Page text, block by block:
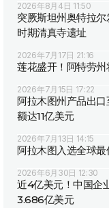
2026年8月4日 11:50
突厥斯坦州奥特拉
时期清真寺遗址
2026年7月17日 21:16
莲花盛开！阿特劳
2026年7月15日 17:22
阿拉木图州产品出
额达11亿美元
2026年7月13日 14:15
阿拉木图入选全球
2026年6月30日 12:30
近4亿美元！中国企
3.686亿美元